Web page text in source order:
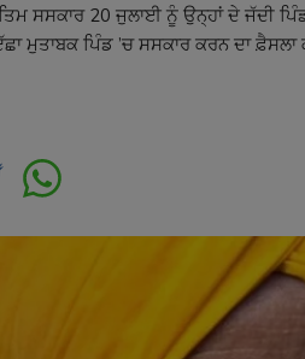
ਸਸਕਾਰ 20 ਜੁਲਾਈ ਨੂੰ ਉਨ੍ਹਾਂ ਦੇ ਜੱਦੀ
ਮੁਤਾਬਕ ਪਿੰਡ ’ਚ ਸਸਕਾਰ ਕਰਨ ਦਾ